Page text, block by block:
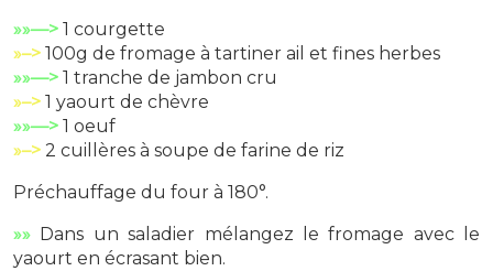
»»—> 1 courgette
»–> 100g de fromage à tartiner ail et fines herbes
»»—> 1 tranche de jambon cru
»–> 1 yaourt de chèvre
»»—> 1 oeuf
»–> 2 cuillères à soupe de farine de riz
Préchauffage du four à 180°.
»» Dans un saladier mélangez le fromage avec le
yaourt en écrasant bien.